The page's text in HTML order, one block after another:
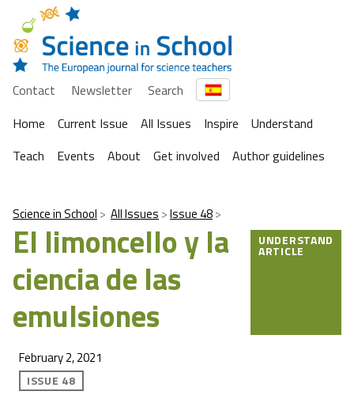
Contact Newsletter
Search
Home
Current Issue All Issues Inspire
Understand
Teach
Events About Get involved Author guidelines
Science in School All Issues Issue 48
El limoncello y la
ciencia de las
emulsiones
UNDERSTAND
ARTICLE
February 2, 2021
ISSUE 48